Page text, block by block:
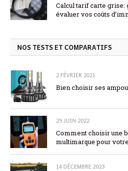
Calcul tarif carte grise:
évaluer vos coûts
NOS TESTS ET COMPARATIFS
2 FÉVRIER 2021
Bien choisir ses
29 JUIN 2022
Comment choisir une
multimarque pour
14 DÉCEMBRE 2023